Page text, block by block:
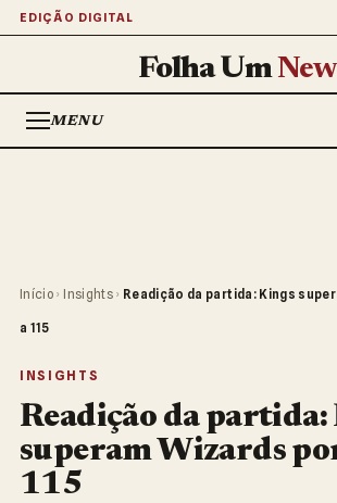
EDIÇÃO DIGITAL
Folha Um
MENU
Início › Insights › Readição da partida: Kings
a 115
INSIGHTS
Readição da partida:
superam Wizards
115